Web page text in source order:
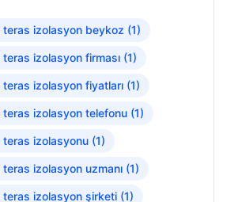
teras izolasyon beykoz (1)
izolasyon firması (1)
izolasyon fiyatları (1)
izolasyon telefonu (1)
izolasyonu (1)
izolasyon uzmanı (1)
teras izolasyon şirketi (1)